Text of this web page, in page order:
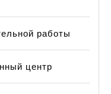
работы
центр